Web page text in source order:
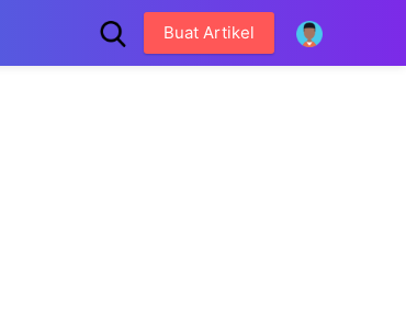
Buat Artikel